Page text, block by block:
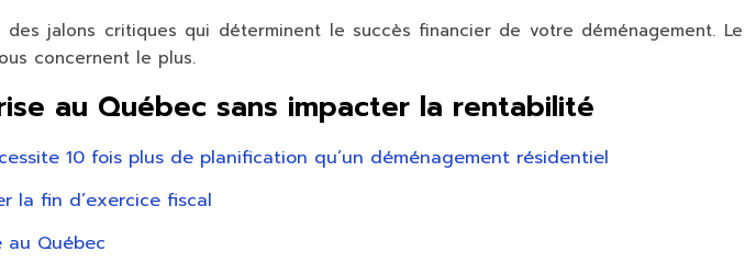
jalons critiques qui déterminent le succès financier de votre déménagement. Le
concernent le plus.
au Québec sans impacter la rentabilité
10 fois plus de planification qu’un déménagement résidentiel
la fin d’exercice fiscal
au Québec